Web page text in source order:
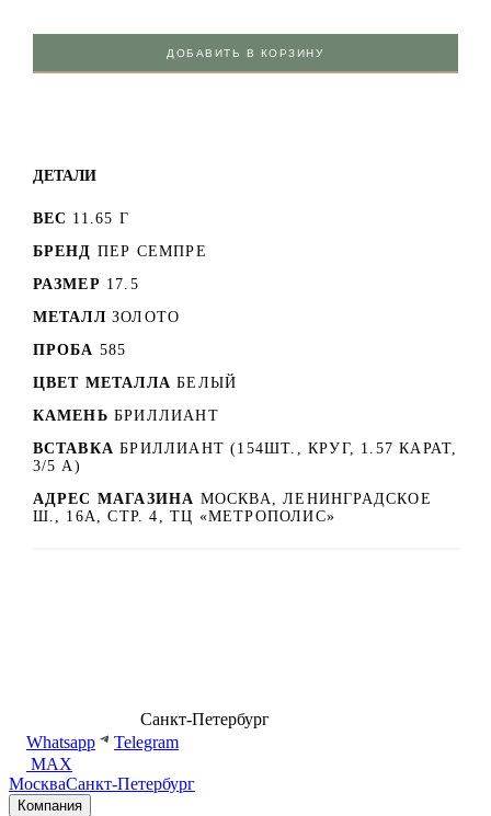
ДОБАВИТЬ В КОРЗИНУ
ДЕТАЛИ
ВЕС 11.65 Г
БРЕНД ПЕР СЕМПРЕ
РАЗМЕР 17.5
МЕТАЛЛ ЗОЛОТО
ПРОБА 585
ЦВЕТ МЕТАЛЛА БЕЛЫЙ
КАМЕНЬ БРИЛЛИАНТ
ВСТАВКА БРИЛЛИАНТ (154ШТ., КРУГ, 1.57 КАРАТ,
3/5 А)
АДРЕС МАГАЗИНА МОСКВА, ЛЕНИНГРАДСКОЕ
Ш., 16А, СТР. 4, ТЦ «МЕТРОПОЛИС»
Санкт-Петербург
Whatsapp
Telegram
MAX
МоскваСанкт-Петербург
Компания